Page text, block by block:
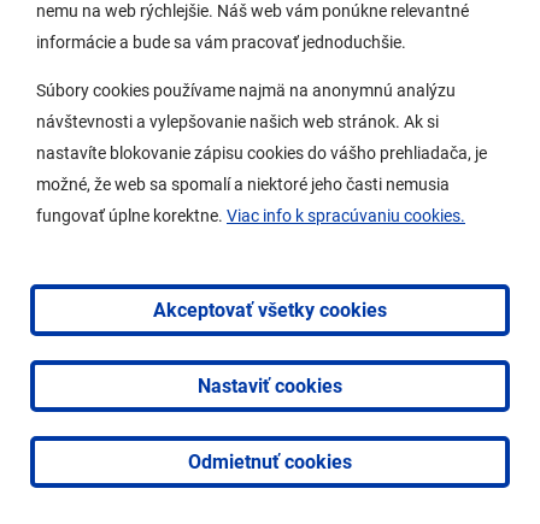
nemu na web rýchlejšie. Náš web vám ponúkne relevantné
informácie a bude sa vám pracovať jednoduchšie.
Súbory cookies používame najmä na anonymnú analýzu
návštevnosti a vylepšovanie našich web stránok. Ak si
nastavíte blokovanie zápisu cookies do vášho prehliadača, je
možné, že web sa spomalí a niektoré jeho časti nemusia
fungovať úplne korektne. Viac info k spracúvaniu cookies.
Akceptovať všetky cookies
Nastaviť cookies
Odmietnuť cookies